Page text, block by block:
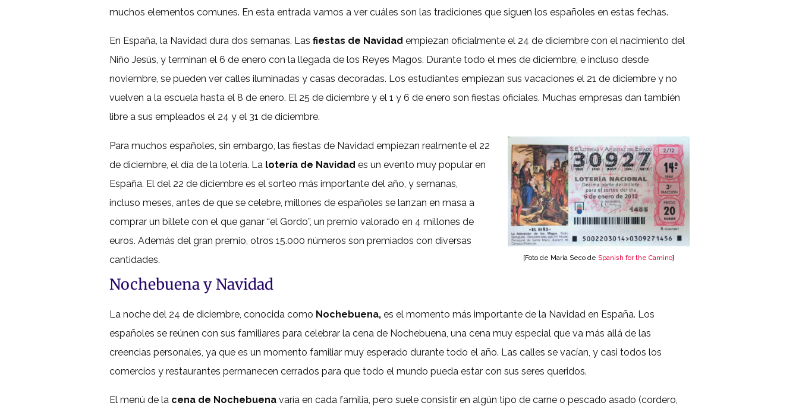
muchos elementos comunes. En esta entrada vamos a ver cuáles son las tradiciones que siguen los españoles en estas fechas.
En España, la Navidad dura dos semanas. Lasfiestas de Navidad empiezan oficialmente el 24 de diciembre con el nacimiento del
Niño Jesús, y terminan el 6 de enero con la llegada de los Reyes Magos. Durante todo el mes de diciembre, e incluso desde
noviembre, se pueden ver calles iluminadas y casas decoradas. Los estudiantes empiezan sus vacaciones el 21 de diciembre y no
vuelven a la escuela hasta el 8 de enero. El 25 de diciembre y el 1 y 6 de enero son fiestas oficiales. Muchas empresas dan también
libre a sus empleados el 24 y el 31 de diciembre.
Para muchos españoles, sin embargo, las fiestas de Navidad empiezan realmente el 22
de diciembre, el día de la lotería. La lotería de Navidad es un evento muy popular en
España. El del 22 de diciembre es el sorteo más importante del año, y semanas,
incluso meses, antes de que se celebre, millones de españoles se lanzan en masa a
comprar un billete con el que ganar “el Gordo”, un premio valorado en 4 millones de
euros. Además del gran premio, otros 15.000 números son premiados con diversas
cantidades.
[Foto de María Seco de Spanish for the Camino]
Nochebuena y Navidad
La noche del 24 de diciembre, conocida como Nochebuena, es el momento más importante de la Navidad en España. Los
españoles se reúnen con sus familiares para celebrar la cena de Nochebuena, una cena muy especial que va más allá de las
creencias personales, ya que es un momento familiar muy esperado durante todo el año. Las calles se vacían, y casi todos los
comercios y restaurantes permanecen cerrados para que todo el mundo pueda estar con sus seres queridos.
El menú de la cena de Nochebuena varía en cada familia, pero suele consistir en algún tipo de carne o pescado asado (cordero,